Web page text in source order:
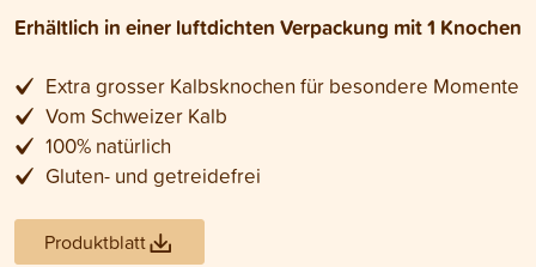
Erhältlich in einer luftdichten Verpackung mit 1 Knochen
Extra grosser Kalbsknochen für besondere Momente
Vom Schweizer Kalb
100% natürlich
Gluten- und getreidefrei
Produktblatt